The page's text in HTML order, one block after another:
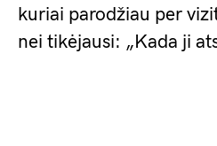
kuriai parodžiau per
nei tikėjausi: „Kada ji